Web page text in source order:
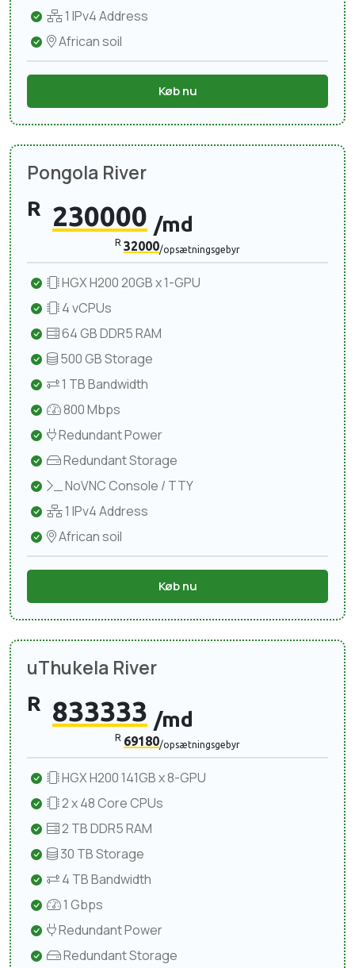
1 IPv4 Address
African soil
Køb nu
Pongola River
R 230000 /md
R 32000/opsætningsgebyr
HGX H200 20GB x 1-GPU
4 vCPUs
64 GB DDR5 RAM
500 GB Storage
1 TB Bandwidth
800 Mbps
Redundant Power
Redundant Storage
NoVNC Console / TTY
1 IPv4 Address
African soil
Køb nu
uThukela River
R 833333 /md
R 69180/opsætningsgebyr
HGX H200 141GB x 8-GPU
2 x 48 Core CPUs
2 TB DDR5 RAM
30 TB Storage
4 TB Bandwidth
1 Gbps
Redundant Power
Redundant Storage